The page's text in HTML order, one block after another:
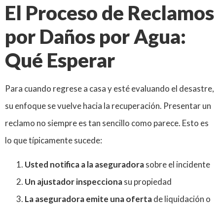
El Proceso de Reclamos
por Daños por Agua:
Qué Esperar
Para cuando regrese a casa y esté evaluando el desastre,
su enfoque se vuelve hacia la recuperación. Presentar un
reclamo no siempre es tan sencillo como parece. Esto es
lo que típicamente sucede:
Usted notifica a la aseguradorasobre el incidente
Un ajustador inspeccionasu propiedad
La aseguradora emite una ofertade liquidación o